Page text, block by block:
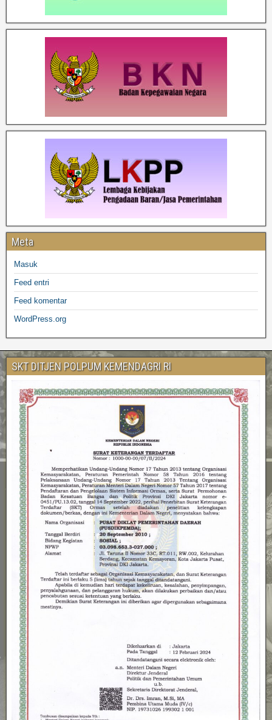
Meta
Masuk
Feed entri
Feed komentar
WordPress.org
SKT DITJEN POLPUM KEMENDAGRI RI